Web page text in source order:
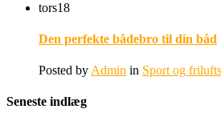
tors18
Den perfekte bådebro til din båd
Posted by Admin in Sport og
Seneste indlæg